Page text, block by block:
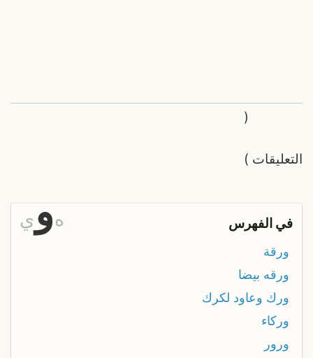
التعليقات
(
)
في الفهرس هو ي
ورقة
ورقه بيضا
ورك وعاود لكرك
وركاء
ورور